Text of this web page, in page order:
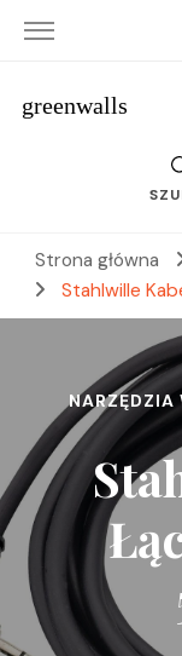
greenwalls
Strona główna
Stahlwille
NARZĘDZIA